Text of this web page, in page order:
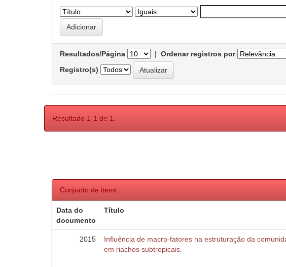
Resultados/Página | Ordenar registros por
Registro(s)
Resultado 1-1 de 1.
Conjunto de itens:
Data do
documento
Título
2015
Influência de macro-fatores na estruturação da
em riachos subtropicais.